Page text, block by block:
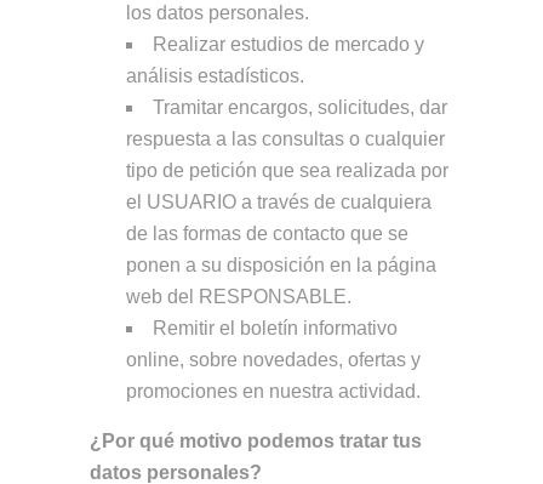
los datos personales.
Realizar estudios de mercado y
análisis estadísticos.
Tramitar encargos, solicitudes, dar
respuesta a las consultas o cualquier
tipo de petición que sea realizada por
el USUARIO a través de cualquiera
de las formas de contacto que se
ponen a su disposición en la página
web del RESPONSABLE.
Remitir el boletín informativo
online, sobre novedades, ofertas y
promociones en nuestra actividad.
¿Por qué motivo podemos tratar tus
datos personales?